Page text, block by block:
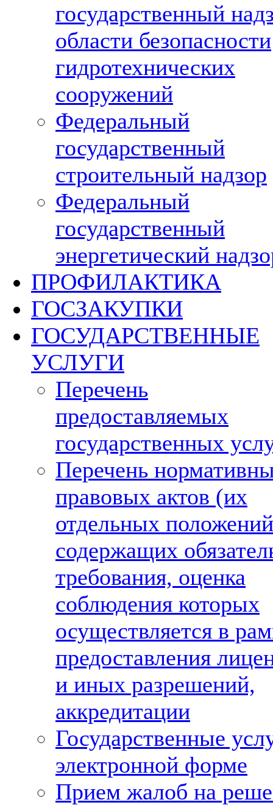
государственный
области безопасности
гидротехнических
сооружений
Федеральный
государственный
строительный надзор
Федеральный
государственный
энергетический
ПРОФИЛАКТИКА
ГОСЗАКУПКИ
ГОСУДАРСТВЕННЫЕ
УСЛУГИ
Перечень
предоставляемых
государственных
Перечень
правовых актов (их
отдельных
содержащих
требования, оценка
соблюдения которых
осуществляется в
предоставления
и иных разрешений,
аккредитации
Государственные
электронной форме
Прием жалоб на